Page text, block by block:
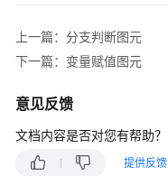
加
答
话
上一篇：分支判断图元
下一篇：变量赋值图元
意见反馈
文档内容是否对您有帮助？
提供反馈